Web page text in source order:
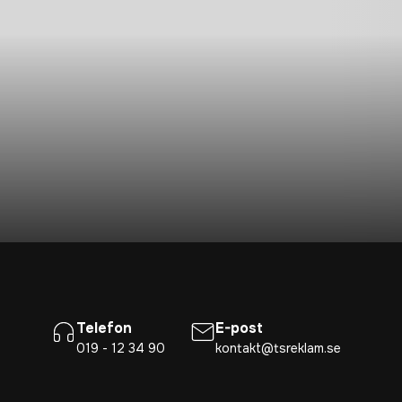
Telefon
019 - 12 34 90
E-post
kontakt@tsreklam.se